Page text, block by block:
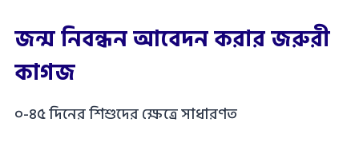
জন্ম নিবন্ধন আবেদন করার জরুরী
কাগজ
০-৪৫ দিনের শিশুদের ক্ষেত্রে সাধারণত